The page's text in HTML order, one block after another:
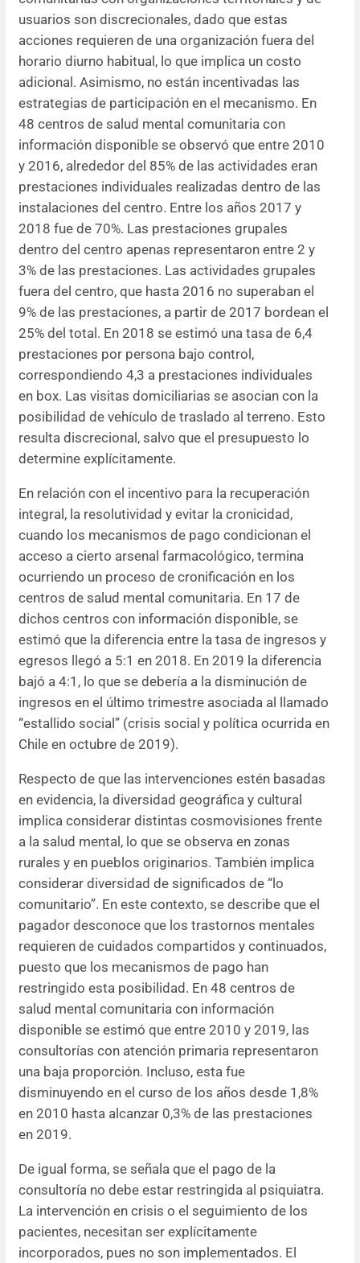
usuarios son discrecionales, dado que estas
acciones requieren de una organización fuera del
horario diurno habitual, lo que implica un costo
adicional. Asimismo, no están incentivadas las
estrategias de participación en el mecanismo. En
48 centros de salud mental comunitaria con
información disponible se observó que entre 2010
y 2016, alrededor del 85% de las actividades eran
prestaciones individuales realizadas dentro de las
instalaciones del centro. Entre los años 2017 y
2018 fue de 70%. Las prestaciones grupales
dentro del centro apenas representaron entre 2 y
3% de las prestaciones. Las actividades grupales
fuera del centro, que hasta 2016 no superaban el
9% de las prestaciones, a partir de 2017 bordean el
25% del total. En 2018 se estimó una tasa de 6,4
prestaciones por persona bajo control,
correspondiendo 4,3 a prestaciones individuales
en box. Las visitas domiciliarias se asocian con la
posibilidad de vehículo de traslado al terreno. Esto
resulta discrecional, salvo que el presupuesto lo
determine explícitamente.
En relación con el incentivo para la recuperación
integral, la resolutividad y evitar la cronicidad,
cuando los mecanismos de pago condicionan el
acceso a cierto arsenal farmacológico, termina
ocurriendo un proceso de cronificación en los
centros de salud mental comunitaria. En 17 de
dichos centros con información disponible, se
estimó que la diferencia entre la tasa de ingresos y
egresos llegó a 5:1 en 2018. En 2019 la diferencia
bajó a 4:1, lo que se debería a la disminución de
ingresos en el último trimestre asociada al llamado
“estallido social” (crisis social y política ocurrida en
Chile en octubre de 2019).
Respecto de que las intervenciones estén basadas
en evidencia, la diversidad geográfica y cultural
implica considerar distintas cosmovisiones frente
a la salud mental, lo que se observa en zonas
rurales y en pueblos originarios. También implica
considerar diversidad de significados de “lo
comunitario”. En este contexto, se describe que el
pagador desconoce que los trastornos mentales
requieren de cuidados compartidos y continuados,
puesto que los mecanismos de pago han
restringido esta posibilidad. En 48 centros de
salud mental comunitaria con información
disponible se estimó que entre 2010 y 2019, las
consultorías con atención primaria representaron
una baja proporción. Incluso, esta fue
disminuyendo en el curso de los años desde 1,8%
en 2010 hasta alcanzar 0,3% de las prestaciones
en 2019.
De igual forma, se señala que el pago de la
consultoría no debe estar restringida al psiquiatra.
La intervención en crisis o el seguimiento de los
pacientes, necesitan ser explícitamente
incorporados, pues no son implementados. El